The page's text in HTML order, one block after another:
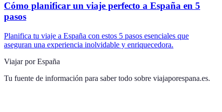
Cómo planificar un viaje perfecto a España en 5
pasos
Planifica tu viaje a España con estos 5 pasos esenciales que
aseguran una experiencia inolvidable y enriquecedora.
Viajar por España
Tu fuente de información para saber todo sobre viajaporespana.es.